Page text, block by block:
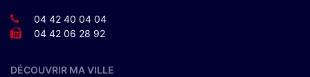
04 42 40 04 04
04 42 06 28 92
DÉCOUVRIR MA VILLE